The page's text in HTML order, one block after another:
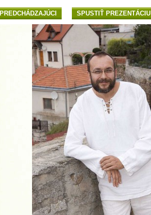
PREDCHÁDZAJÚCI SPUSTIŤ PREZENTÁCIU